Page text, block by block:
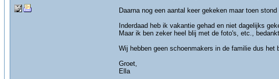
Daarna nog een aantal keer gekeken maar toen
Inderdaad heb ik vakantie gehad en niet dagelijks
Maar ik ben zeker heel blij met de foto's, etc.,
Wij hebben geen schoenmakers in de familie dus
Groet,
Ella